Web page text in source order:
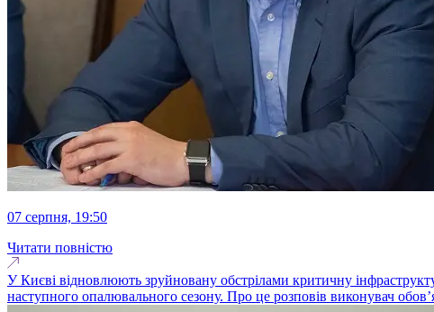
07 серпня, 19:50
Читати повністю
У Києві відновлюють зруйновану обстрілами критичну
наступного опалювального сезону. Про це розповів виконувач